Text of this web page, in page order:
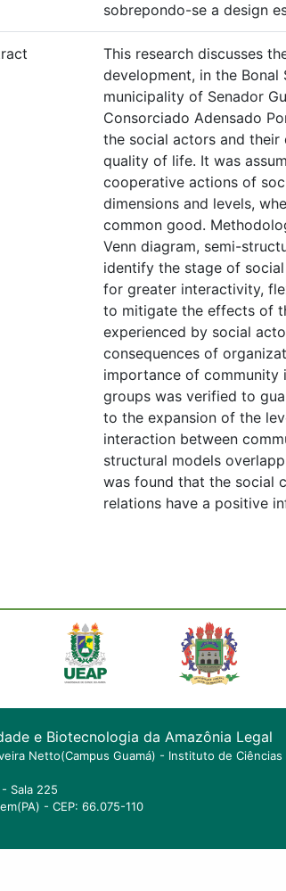
sobrepondo-se a design
This research discusses
development, in the
municipality of Senador
Consorciado Adensado
the social actors and
quality of life. It was
cooperative actions of
dimensions and levels,
common good.
Venn diagram, semi-
identify the stage of
for greater interactivity,
to mitigate the effects of
experienced by social
consequences of
importance of community
groups was verified to
to the expansion of the
interaction between
structural models
was found that the social
relations have a positive
e Biotecnologia da Amazônia Legal
Netto(Campus Guamá) - Instituto de Ciências
Sala 225
- CEP: 66.075-110